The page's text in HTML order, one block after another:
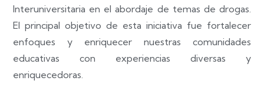
Interuniversitaria en el abordaje de temas de drogas.
El principal objetivo de esta iniciativa fue fortalecer
enfoques y enriquecer nuestras comunidades
educativas con experiencias diversas y
enriquecedoras.